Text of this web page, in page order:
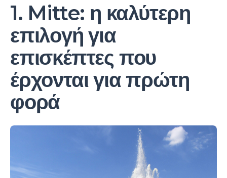
1. Mitte: η καλύτερη
επιλογή για
επισκέπτες που
έρχονται για πρώτη
φορά